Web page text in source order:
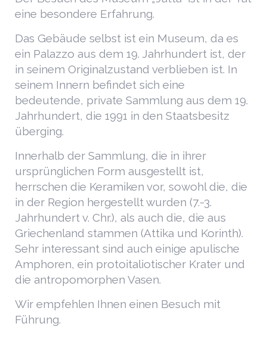
eine besondere Erfahrung.
Das Gebäude selbst ist ein Museum, da es
ein Palazzo aus dem 19. Jahrhundert ist, der
in seinem Originalzustand verblieben ist. In
seinem Innern befindet sich eine
bedeutende, private Sammlung aus dem 19.
Jahrhundert, die 1991 in den Staatsbesitz
überging.
Innerhalb der Sammlung, die in ihrer
ursprünglichen Form ausgestellt ist,
herrschen die Keramiken vor, sowohl die, die
in der Region hergestellt wurden (7.-3.
Jahrhundert v. Chr.), als auch die, die aus
Griechenland stammen (Attika und Korinth).
Sehr interessant sind auch einige apulische
Amphoren, ein protoitaliotischer Krater und
die antropomorphen Vasen.
Wir empfehlen Ihnen einen Besuch mit
Führung.